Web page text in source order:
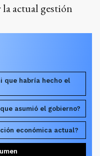
actual gestión
que habría hecho el
asumió el gobierno?
económica actual?